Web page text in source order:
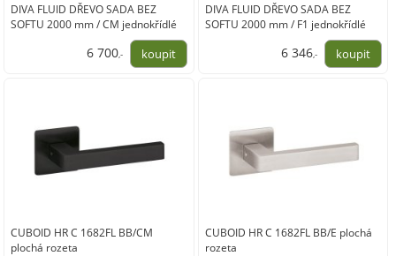
DIVA FLUID DŘEVO SADA BEZ
SOFTU 2000 mm / CM jednokřídlé
6 700,-
DIVA FLUID DŘEVO SADA BEZ
SOFTU 2000 mm / F1 jednokřídlé
6 346,-
CUBOID HR C 1682FL BB/CM
plochá rozeta
CUBOID HR C 1682FL BB/E plochá
rozeta